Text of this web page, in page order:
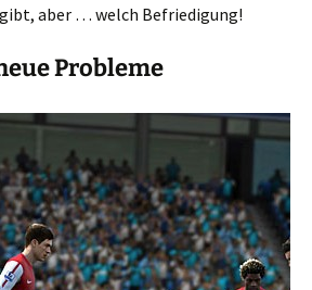
aber … welch Befriedigung!
Probleme